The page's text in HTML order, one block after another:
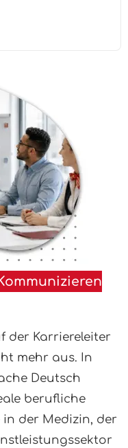
der Karriereleiter
mehr aus. In
Deutsch
berufliche
in der Medizin, der